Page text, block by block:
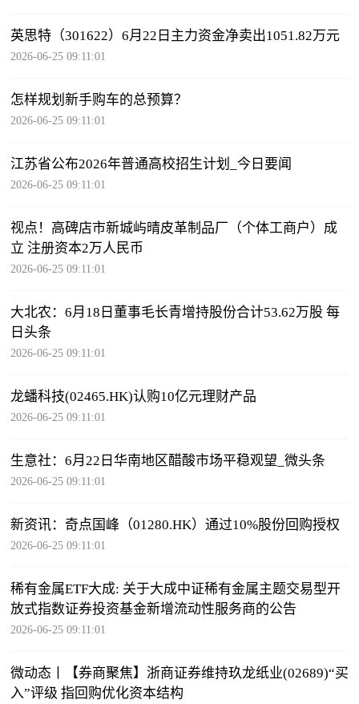
英思特（301622）6月22日主力资金净卖出1051.82万元
2026-06-25 09:11:01
怎样规划新手购车的总预算？
2026-06-25 09:11:01
江苏省公布2026年普通高校招生计划_今日要闻
2026-06-25 09:11:01
视点！高碑店市新城屿晴皮革制品厂（个体工商户）成
立 注册资本2万人民币
2026-06-25 09:11:01
大北农：6月18日董事毛长青增持股份合计53.62万股 每
日头条
2026-06-25 09:11:01
龙蟠科技(02465.HK)认购10亿元理财产品
2026-06-25 09:11:01
生意社：6月22日华南地区醋酸市场平稳观望_微头条
2026-06-25 09:11:01
新资讯：奇点国峰（01280.HK）通过10%股份回购授权
2026-06-25 09:11:01
稀有金属ETF大成: 关于大成中证稀有金属主题交易型开
放式指数证券投资基金新增流动性服务商的公告
2026-06-25 09:11:01
微动态丨【券商聚焦】浙商证券维持玖龙纸业(02689)“买
入”评级 指回购优化资本结构